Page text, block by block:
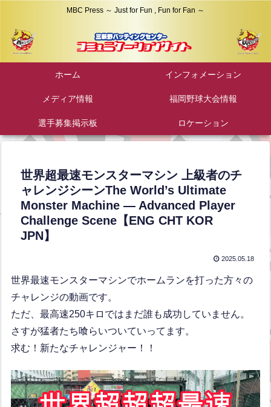
MBC Press ～ Just for Fun , Fun for Fan ～
ホーム インフォメーション
メディア情報 福岡野球大会情報
選手募集掲示板 ロケーション
世界超最速モンスターマシン 上級者のチ
ャレンジシーンThe World’s Ultimate
Monster Machine — Advanced Player
Challenge Scene【ENG CHT KOR
JPN】
2025.05.18
世界最速モンスターマシンでホームランを打った方々の
チャレンジの動画です。
ただ、最高速250キロではまだ誰も成功していません。
さすが猛者たち喰らいついていってます。
求む！新たなチャレンジャー！！